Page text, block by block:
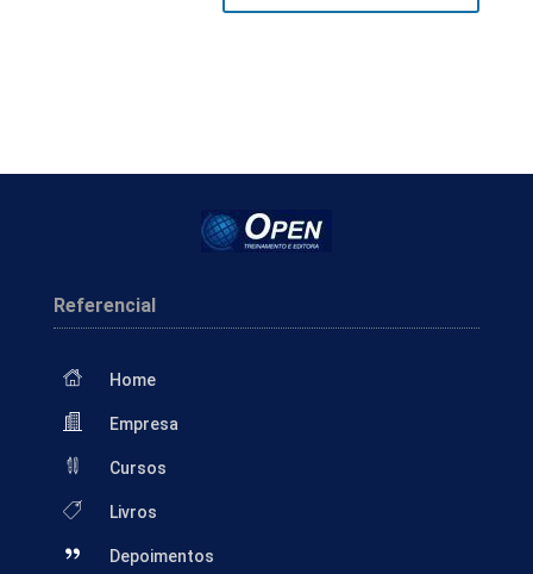
Referencial
Home
Empresa
Cursos
Livros
Depoimentos